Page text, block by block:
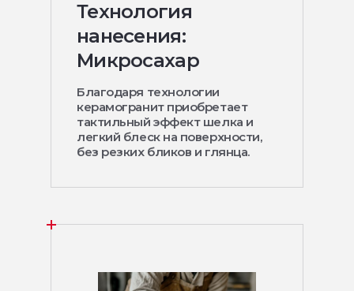
Технология
нанесения:
Микросахар
Благодаря технологии
керамогранит приобретает
тактильный эффект шелка и
легкий блеск на поверхности,
без резких бликов и глянца.